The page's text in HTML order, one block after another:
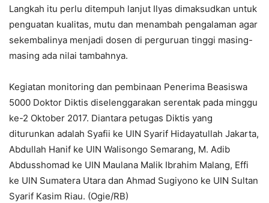
Langkah itu perlu ditempuh lanjut Ilyas dimaksudkan untuk
penguatan kualitas, mutu dan menambah pengalaman agar
sekembalinya menjadi dosen di perguruan tinggi masing-
masing ada nilai tambahnya.
Kegiatan monitoring dan pembinaan Penerima Beasiswa
5000 Doktor Diktis diselenggarakan serentak pada minggu
ke-2 Oktober 2017. Diantara petugas Diktis yang
diturunkan adalah Syafii ke UIN Syarif Hidayatullah Jakarta,
Abdullah Hanif ke UIN Walisongo Semarang, M. Adib
Abdusshomad ke UIN Maulana Malik Ibrahim Malang, Effi
ke UIN Sumatera Utara dan Ahmad Sugiyono ke UIN Sultan
Syarif Kasim Riau. (Ogie/RB)